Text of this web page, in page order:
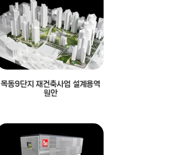
목동9단지 재건축사업 설계용역
원안